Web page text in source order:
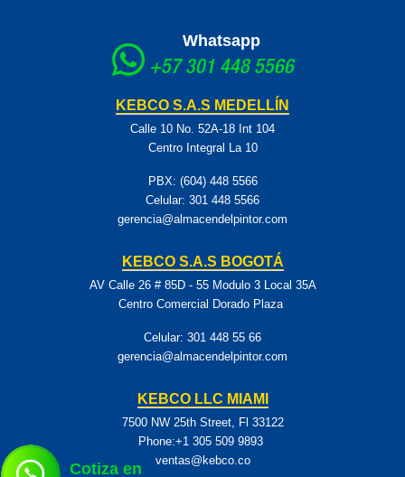
Cotiza en
Whatsapp
+57 301 448 5566
KEBCO S.A.S MEDELLÍN
Calle 10 No. 52A-18 Int 104
Centro Integral La 10
PBX: (604) 448 5566
Celular: 301 448 5566
gerencia@almacendelpintor.com
KEBCO S.A.S BOGOTÁ
AV Calle 26 # 85D - 55 Modulo 3 Local 35A
Centro Comercial Dorado Plaza
Celular: 301 448 55 66
gerencia@almacendelpintor.com
KEBCO LLC MIAMI
7500 NW 25th Street, Fl 33122
Phone:+1 305 509 9893
ventas@kebco.co